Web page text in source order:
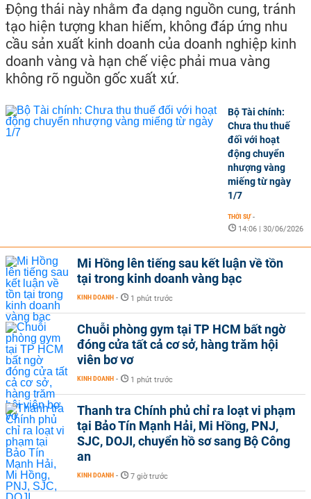
Động thái này nhằm đa dạng nguồn cung, tránh
tạo hiện tượng khan hiếm, không đáp ứng nhu
cầu sản xuất kinh doanh của doanh nghiệp kinh
doanh vàng và hạn chế việc phải mua vàng
không rõ nguồn gốc xuất xứ.
Bộ Tài chính:
Chưa thu thuế
đối với hoạt
động chuyển
nhượng vàng
miếng từ ngày
1/7
THỜI SỰ -
14:06 | 30/06/2026
Mi Hồng lên tiếng sau kết luận về tồn
tại trong kinh doanh vàng bạc
KINH DOANH - 1 phút trước
Chuỗi phòng gym tại TP HCM bất ngờ
đóng cửa tất cả cơ sở, hàng trăm hội
viên bơ vơ
KINH DOANH - 1 phút trước
Thanh tra Chính phủ chỉ ra loạt vi phạm
tại Bảo Tín Mạnh Hải, Mi Hồng, PNJ,
SJC, DOJI, chuyển hồ sơ sang Bộ Công
an
KINH DOANH - 7 giờ trước